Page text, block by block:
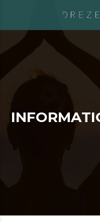
INFORMATI